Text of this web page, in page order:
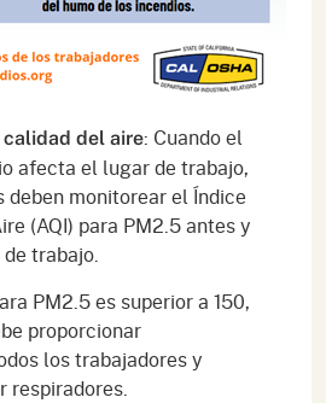
del aire: Cuando el
afecta el lugar de trabajo,
deben monitorear el Índice
(AQI) para PM2.5 antes y
trabajo.
PM2.5 es superior a 150,
proporcionar
los trabajadores y
respiradores.